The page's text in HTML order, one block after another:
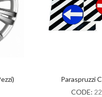
Paraspruzzi
CODE: